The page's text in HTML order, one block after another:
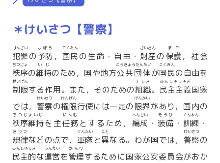
＊けいさつ【警察】
犯罪
はんざい
の予防
よぼう
， 国民
こくみん
の生命・自由・ 財産
ざいさん
の保護
ほご
，社会
秩序
ちつじょ
の維持
いじ
のため，国や地方公共団体
こうきょうだんたい
が国民
こくみん
の自由を
制限
せいげん
する作用。また，そのための組織
そしき
。 民主主義
みんしゅしゅぎ
国家
では， 警察
けいさつ
の権限
けんげん
行使には一定の限界
げんかい
があり，国内の
秩序維持
ちつじょいじ
を主任務
にんむ
とするため， 編成
へんせい
・ 装備
そうび
・ 訓練
くんれん
・
規律
きりつ
などの点で， 軍隊
ぐんたい
と異
こと
なる。わが国では， 警察
けいさつ
の
民主的
みんしゅてき
な運営
うんえい
を管理
かんり
するために国家公安委員会がおか